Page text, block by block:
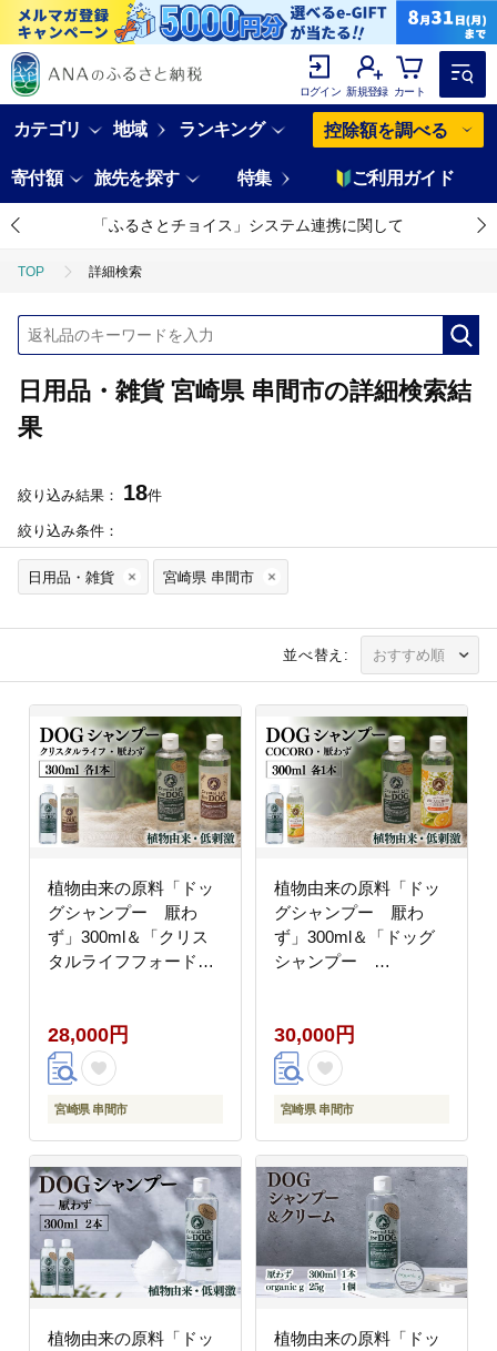
ログイン 新規登録 カート
カテゴリ 地域 ランキング 控除額を調べる
寄付額 旅先を探す 特集 ご利用ガイド
「ふるさとチョイス」システム連携に関して
TOP 詳細検索
日用品・雑貨 宮崎県 串間市の詳細検索結
果
絞り込み結果： 18件
絞り込み条件：
日用品・雑貨 宮崎県 串間市
並べ替え:
植物由来の原料「ドッ
グシャンプー 厭わ
ず」300ml＆「クリス
タルライフフォードッ
008
28,000円
宮崎県 串間市
植物由来の原料「ドッ
グシャンプー 厭わ
ず」300ml＆「ドッグ
シャンプー
009
30,000円
宮崎県 串間市
植物由来の原料「ドッ
植物由来の原料「ドッ